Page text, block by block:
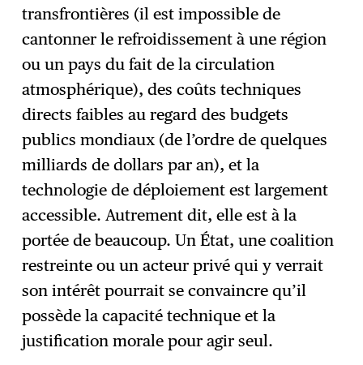
transfrontières (il est impossible de
cantonner le refroidissement à une région
ou un pays du fait de la circulation
atmosphérique), des coûts techniques
directs faibles au regard des budgets
publics mondiaux (de l’ordre de quelques
milliards de dollars par an), et la
technologie de déploiement est largement
accessible. Autrement dit, elle est à la
portée de beaucoup. Un État, une coalition
restreinte ou un acteur privé qui y verrait
son intérêt pourrait se convaincre qu’il
possède la capacité technique et la
justification morale pour agir seul.